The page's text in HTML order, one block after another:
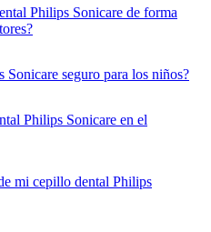
Philips Sonicare de forma
Sonicare seguro para los niños?
Philips Sonicare en el
mi cepillo dental Philips